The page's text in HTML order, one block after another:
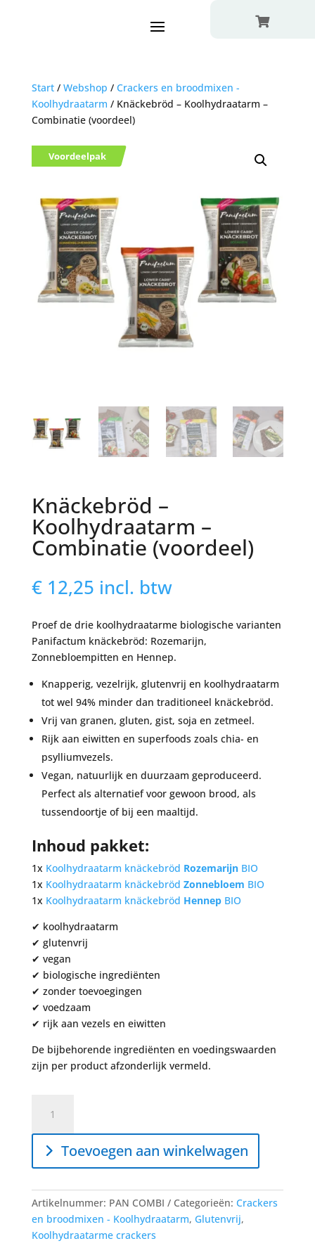

Start/ Webshop / Crackers en broodmixen -
Koolhydraatarm / Knäckebröd – Koolhydraatarm –
Combinatie (voordeel)
Voordeelpak
Knäckebröd –
Koolhydraatarm –
Combinatie (voordeel)
€12,25 incl. btw
Proef de drie koolhydraatarme biologische varianten
Panifactum knäckebröd: Rozemarijn,
Zonnebloempitten en Hennep.
Knapperig, vezelrijk, glutenvrij en koolhydraatarm
tot wel 94% minder dan traditioneel knäckebröd.
Vrij van granen, gluten, gist, soja en zetmeel.
Rijk aan eiwitten en superfoods zoals chia- en
psylliumvezels.
Vegan, natuurlijk en duurzaam geproduceerd.
Perfect als alternatief voor gewoon brood, als
tussendoortje of bij een maaltijd.
Inhoud pakket:
1x Koolhydraatarm knäckebröd RozemarijnBIO
1x Koolhydraatarm knäckebröd Zonnebloem BIO
1x Koolhydraatarm knäckebröd HennepBIO
✔ koolhydraatarm
✔ glutenvrij
✔ vegan
✔ biologische ingrediënten
✔ zonder toevoegingen
✔ voedzaam
✔ rijk aan vezels en eiwitten
De bijbehorende ingrediënten en voedingswaarden
zijn per product afzonderlijk vermeld.
Koolhydraatarm
Combinatie
aantal
Toevoegen aan winkelwagen
Artikelnummer: PAN COMBI Categorieën: Crackers
en broodmixen - Koolhydraatarm, Glutenvrij,
Koolhydraatarme crackers